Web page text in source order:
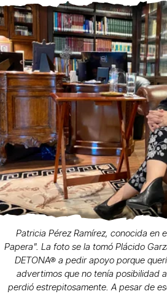
Patricia Pérez Ramírez, conocida en
Papera". La foto se la tomó Plácido
DETONA® a pedir apoyo porque
advertimos que no tenía posibilidad
perdió estrepitosamente. A pesar de